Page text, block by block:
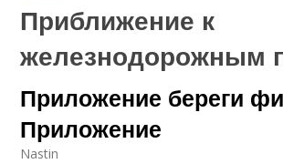
Приближение к
железнодорожным
Приложение береги
Приложение
Nastin